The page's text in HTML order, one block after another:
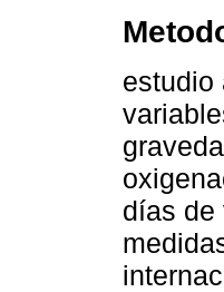
estudio
días de